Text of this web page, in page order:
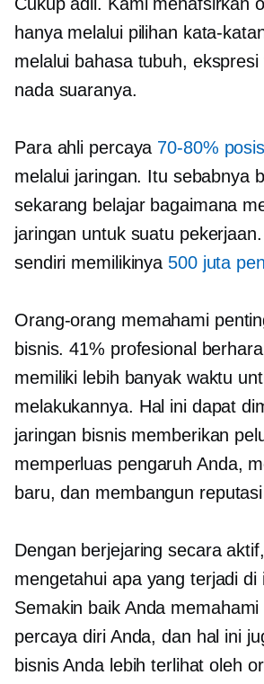
hanya melalui pilihan kata-
melalui bahasa tubuh, ekspresi
nada suaranya.
Para ahli percaya 70-80%
melalui jaringan. Itu sebabnya
sekarang belajar bagaimana
jaringan untuk suatu
sendiri memilikinya 500 juta
Orang-orang memahami
bisnis. 41% profesional
memiliki lebih banyak waktu
melakukannya. Hal ini dapat
jaringan bisnis memberikan
memperluas pengaruh Anda,
baru, dan membangun
Dengan berjejaring secara
mengetahui apa yang terjadi di
Semakin baik Anda
percaya diri Anda, dan hal ini
bisnis Anda lebih terlihat oleh